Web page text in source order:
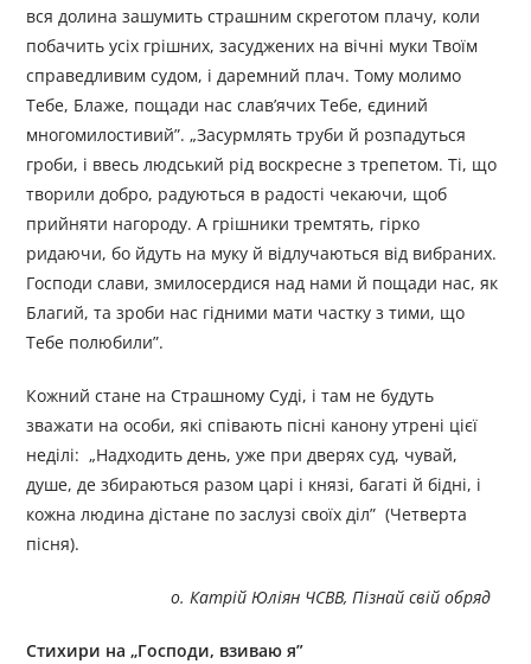
вся долина зашумить страшним скреготом плачу, коли
побачить усіх грішних, засуджених на вічні муки Твоїм
справедливим судом, і даремний плач. Тому молимо
Тебе, Блаже, пощади нас слав’ячих Тебе, єдиний
многомилостивий”. „Засурмлять труби й розпадуться
гроби, і ввесь людський рід воскресне з трепетом. Ті, що
творили добро, радуються в радості чекаючи, щоб
прийняти нагороду. А грішники тремтять, гірко
ридаючи, бо йдуть на муку й відлучаються від вибраних.
Господи слави, змилосердися над нами й пощади нас, як
Благий, та зроби нас гідними мати частку з тими, що
Тебе полюбили”.
Кожний стане на Страшному Суді, і там не будуть
зважати на особи, які співають пісні канону утрені цієї
неділі: „Надходить день, уже при дверях суд, чувай,
душе, де збираються разом царі і князі, багаті й бідні, і
кожна людина дістане по заслузі своїх діл” (Четверта
пісня).
о. Катрій Юліян ЧСВВ, Пізнай свій обряд
Стихири на„Господи, взиваю я”